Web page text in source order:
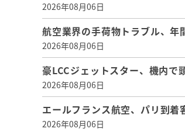
2026年08月06日
航空業界の手荷物トラブル、
2026年08月06日
豪LCCジェットスター、機内
2026年08月06日
エールフランス航空、パリ到
2026年08月06日